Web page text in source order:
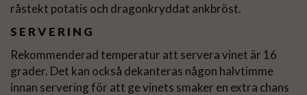
råstekt potatis och dragonkryddat ankbröst.
SERVERING
Rekommenderad temperatur att servera vinet är 16
grader. Det kan också dekanteras någon halvtimme
innan servering för att ge vinets smaker en extra chans